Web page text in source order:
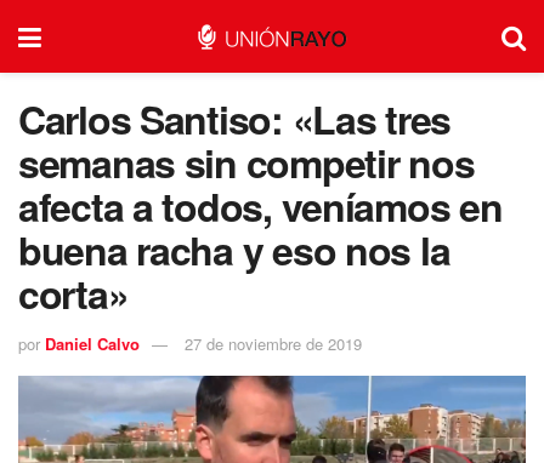
Carlos Santiso: «Las tres
semanas sin competir nos
afecta a todos, veníamos en
buena racha y eso nos la
corta»
por Daniel Calvo 27 de noviembre de 2019